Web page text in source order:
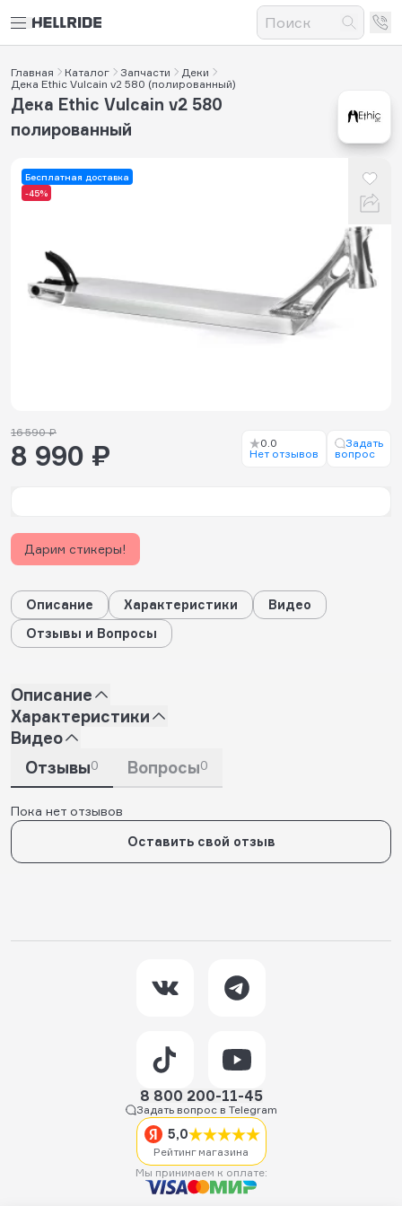
Главная Каталог Запчасти
Деки
Дека Ethic Vulcain v2 580 (полированный)
Бесплатная доставка
-45%
Дека Ethic Vulcain v2 580
полированный
16 590 ₽
8 990 ₽
0.0
Нет отзывов
Задать
вопрос
Дарим стикеры!
Описание Характеристики
Видео
Отзывы и Вопросы
Описание
Характеристики
Видео
Отзывы0 Вопросы0
Пока нет отзывов
Оставить свой отзыв
8 800 200-11-45
Задать вопрос в Telegram
5,0
Рейтинг магазина
Мы принимаем к оплате: